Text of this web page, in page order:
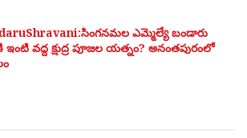
ఎమ్మెల్యే బండారు
ఇంటి వద్ద క్షుద్ర పూజల యత్నం? అనంతపురంలో